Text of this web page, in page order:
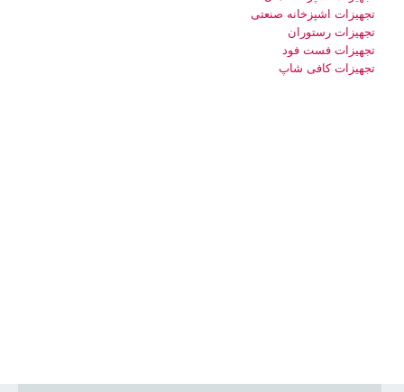
تجهیزات اشپزخانه صنعتی
تجهیزات رستوران
تجهیزات فست فود
تجهیزات کافی شاپ